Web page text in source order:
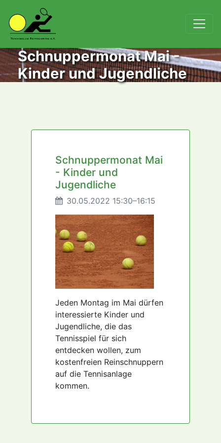
Schnuppermonat Mai -
Kinder und Jugendliche
Schnuppermonat Mai
- Kinder und
Jugendliche
30.05.2022 15:30–16:15
Jeden Montag im Mai dürfen
interessierte Kinder und
Jugendliche, die das
Tennisspiel für sich
entdecken wollen, zum
kostenfreien Reinschnuppern
auf die Tennisanlage
kommen.